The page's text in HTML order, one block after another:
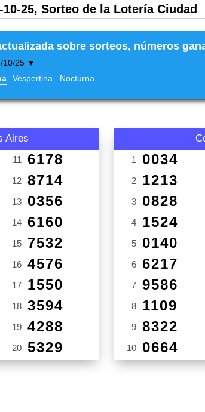
25, Sorteo de la Lotería Ciudad
sobre sorteos, números
10/25 ▼
Vespertina Nocturna
Aires
11 6178
12 8714
13 0356
14 6160
15 7532
16 4576
17 1550
18 3594
19 4288
20 5329
1 0034
2 1213
3 0828
4 1524
5 0140
6 6217
7 9586
8 1109
9 8322
10 0664